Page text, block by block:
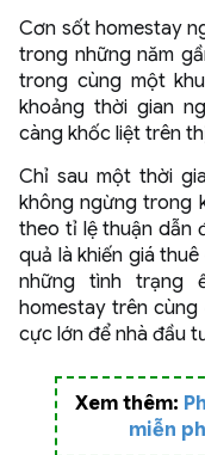
Cơn sốt homestay
trong những năm
trong cùng một
khoảng thời gian
càng khốc liệt trên
Chỉ sau một thời
không ngừng trong
theo tỉ lệ thuận dẫn
quả là khiến giá
những tình trạng
homestay trên
cực lớn để nhà đầu
Xem thêm:
miễn